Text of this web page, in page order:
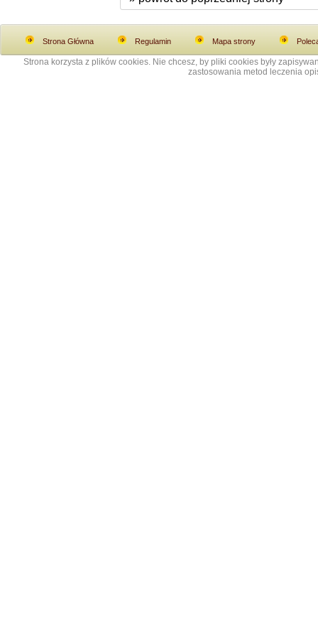
Strona Główna Regulamin Mapa strony
Strona korzysta z plików cookies. Nie chcesz, by pliki cookies były
zastosowania metod leczenia